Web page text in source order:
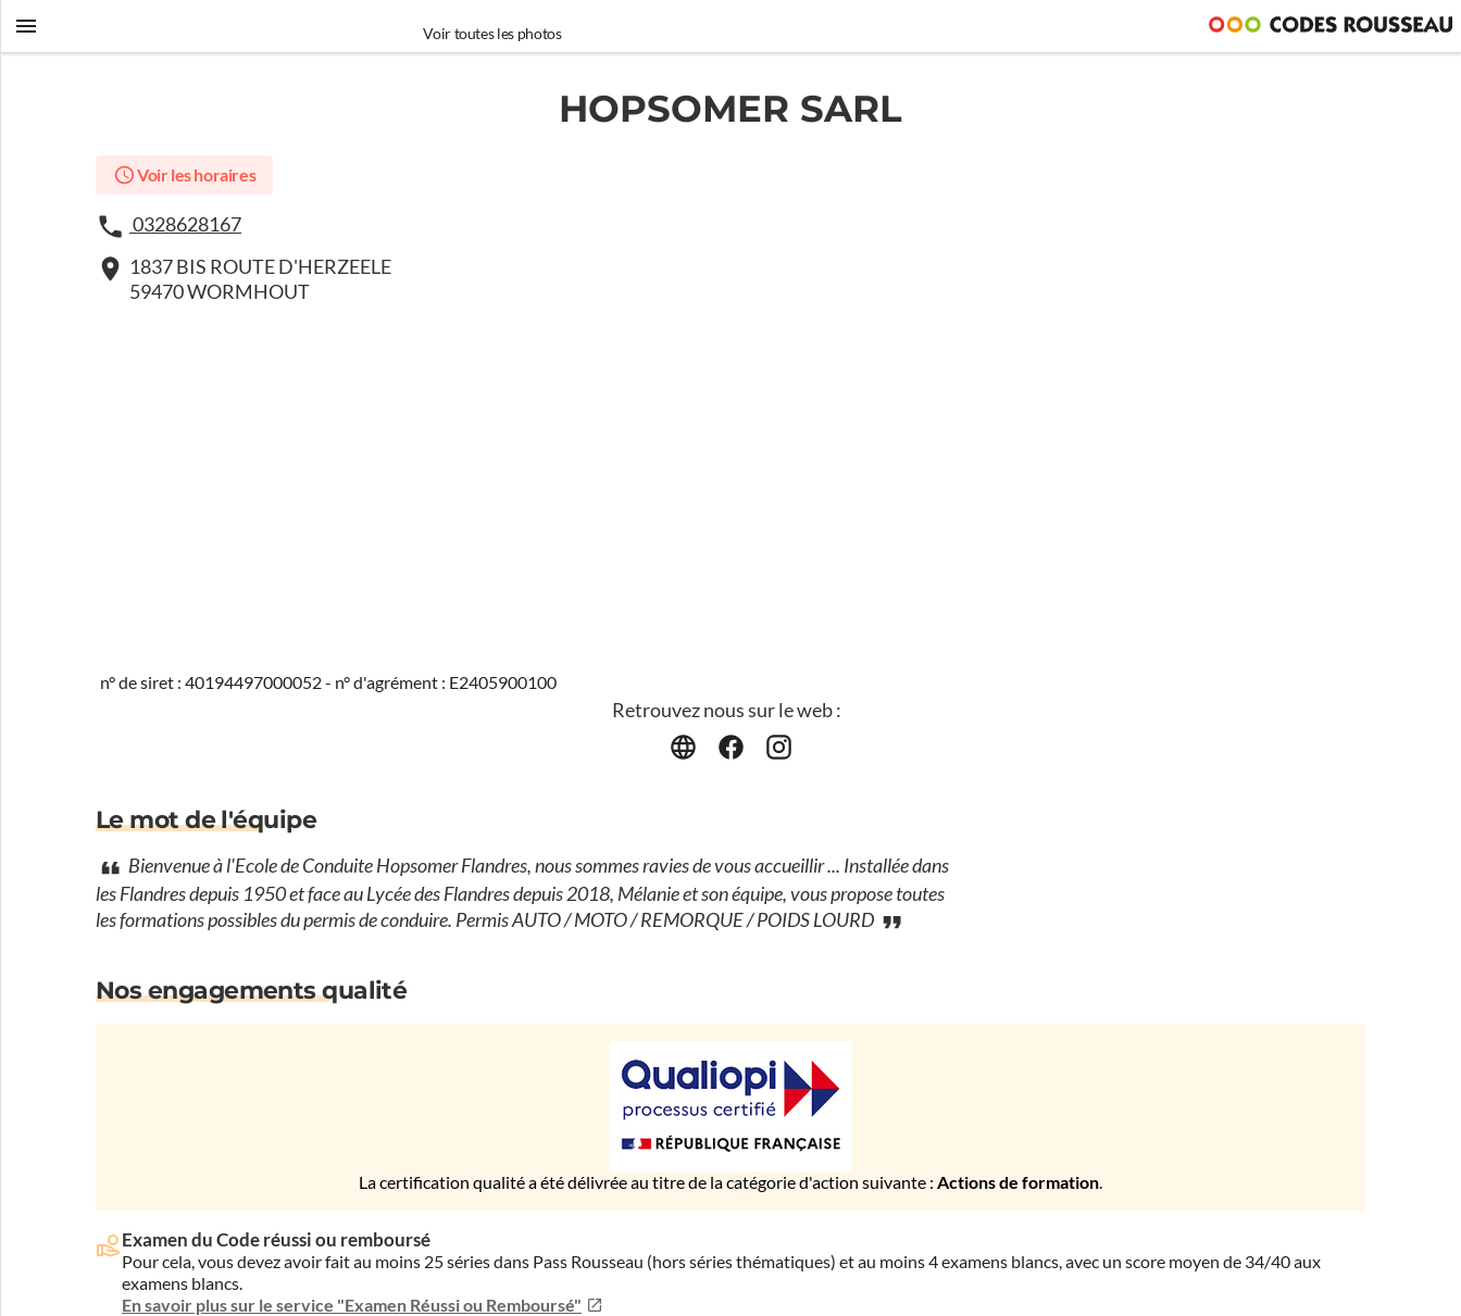
Voir toutes les photos
HOPSOMER SARL
Voir les horaires
0328628167
1837 BIS ROUTE D'HERZEELE
59470 WORMHOUT
n° de siret : 40194497000052 - n° d'agrément : E2405900100
Retrouvez nous sur le web :
Le mot de l'équipe
Bienvenue à l'Ecole de Conduite Hopsomer Flandres, nous sommes ravies de vous accueillir ... Installée dans
les Flandres depuis 1950 et face au Lycée des Flandres depuis 2018, Mélanie et son équipe, vous propose toutes
les formations possibles du permis de conduire. Permis AUTO / MOTO / REMORQUE / POIDS LOURD
Nos engagements qualité
La certification qualité a été délivrée au titre de la catégorie d'action suivante : Actions de formation.
Examen du Code réussi ou remboursé
Pour cela, vous devez avoir fait au moins 25 séries dans Pass Rousseau (hors séries thématiques) et au moins 4 examens blancs, avec un score moyen de 34/40 aux
examens blancs.
En savoir plus sur le service "Examen Réussi ou Remboursé"